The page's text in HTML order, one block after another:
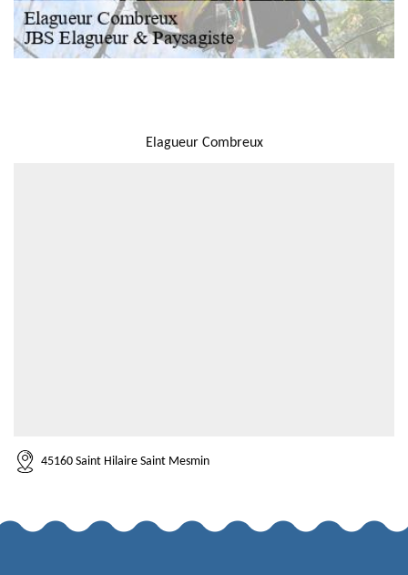
Elagueur Combreux
45160 Saint Hilaire Saint Mesmin